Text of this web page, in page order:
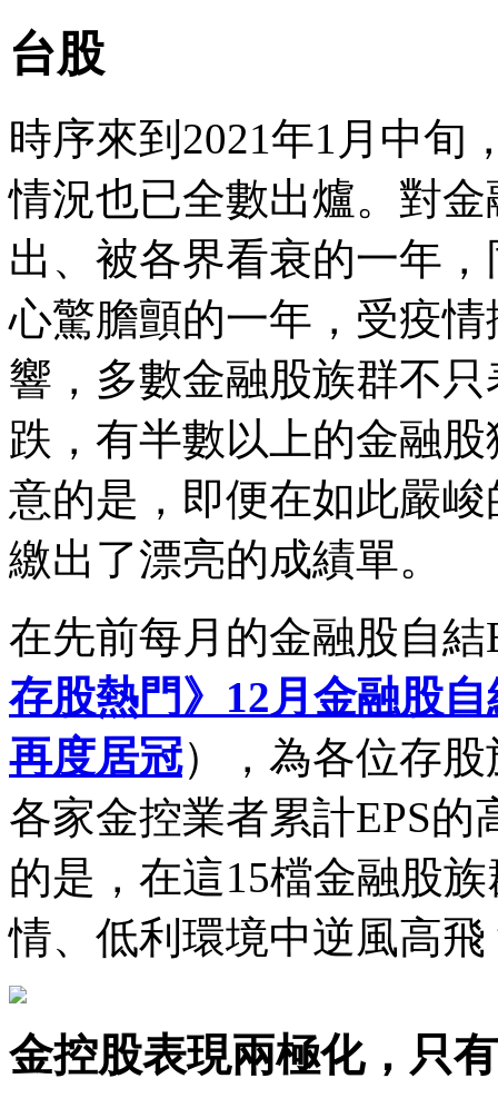
台股
時序來到2021年1月中旬
情況也已全數出爐。對
出、被各界看衰的一年
心驚膽顫的一年，受疫
響，多數金融股族群不
跌，有半數以上的金融
意的是，即便在如此嚴
繳出了漂亮的成績單。
在先前每月的金融股自
存股熱門》12月金融股
再度居冠），為各位存
各家金控業者累計EPS
的是，在這15檔金融股
情、低利環境中逆風高飛
金控股表現兩極化，只